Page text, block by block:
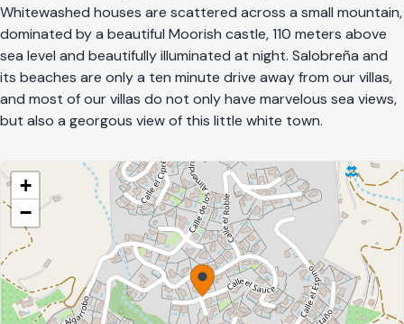
Whitewashed houses are scattered across a small mountain,
dominated by a beautiful Moorish castle, 110 meters above
sea level and beautifully illuminated at night. Salobreña and
its beaches are only a ten minute drive away from our villas,
and most of our villas do not only have marvelous sea views,
but also a georgous view of this little white town.
+
−